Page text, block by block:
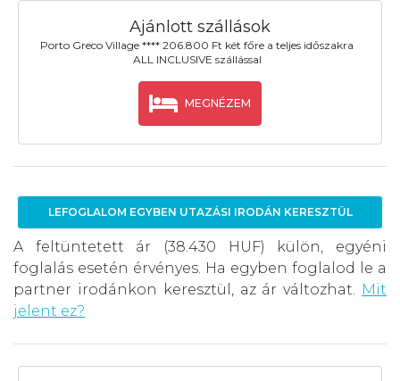
Ajánlott szállások
Porto Greco Village **** 206.800 Ft két főre a teljes időszakra
ALL INCLUSIVE szállással
MEGNÉZEM
LEFOGLALOM EGYBEN UTAZÁSI IRODÁN KERESZTÜL
A feltüntetett ár (38.430 HUF) külön, egyéni
foglalás esetén érvényes. Ha egyben foglalod le a
partner irodánkon keresztül, az ár változhat.
Mit
jelent ez?